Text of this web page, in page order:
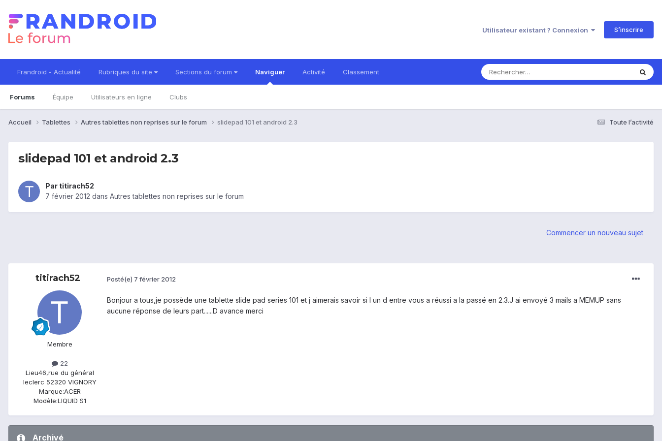
Utilisateur existant ? Connexion S’inscrire
Frandroid - Actualité Rubriques du site Sections du forum Naviguer
Forums Équipe Utilisateurs en ligne Clubs
Activité Classement
Toute l’activité
Accueil Tablettes Autres tablettes non reprises sur le forum slidepad 101 et android 2.3
slidepad 101 et android 2.3
Par titirach52
7 février 2012 dans Autres tablettes non reprises sur le forum
Commencer un nouveau sujet
titirach52
Membre
22
Lieu46,rue du général
leclerc 52320 VIGNORY
Marque:ACER
Modèle:LIQUID S1
Posté(e) 7 février 2012
Bonjour a tous,je possède une tablette slide pad series 101 et j aimerais savoir si l un d entre vous a réussi a la passé en 2.3.J ai envoyé 3 mails a MEMUP sans
aucune réponse de leurs part......D avance merci
Archivé